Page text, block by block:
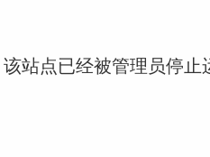
站点已经被管理员停